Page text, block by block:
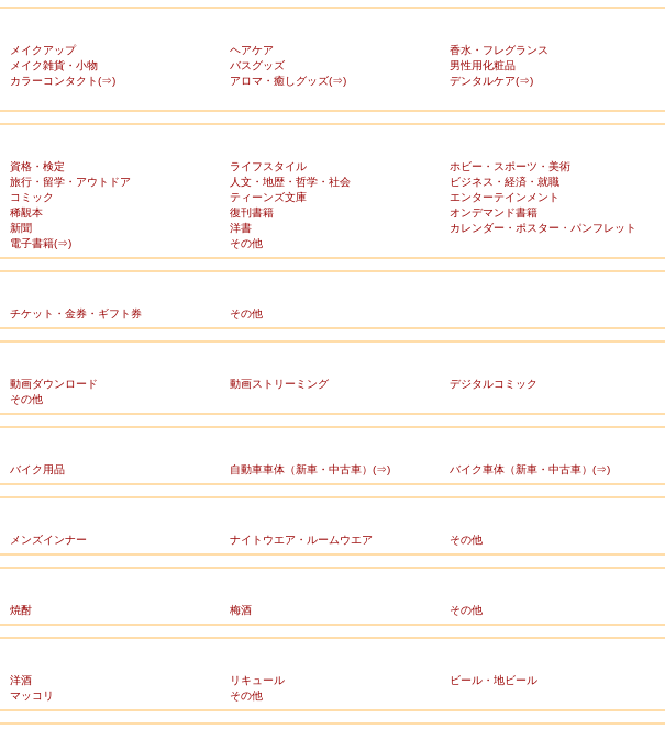
メイクアップ ヘアケア 香水・フレグランス
メイク雑貨・小物 バスグッズ 男性用化粧品
カラーコンタクト(⇒) アロマ・癒しグッズ(⇒) デンタルケア(⇒)
資格・検定 ライフスタイル ホビー・スポーツ・美術
旅行・留学・アウトドア 人文・地歴・哲学・社会 ビジネス・経済・就職
コミック ティーンズ文庫 エンターテインメント
稀覯本 復刊書籍 オンデマンド書籍
新聞 洋書 カレンダー・ポスター・パンフレット
電子書籍(⇒) その他
チケット・金券・ギフト券 その他
動画ダウンロード 動画ストリーミング デジタルコミック
その他
バイク用品 自動車車体（新車・中古車）(⇒) バイク車体（新車・中古車）(⇒)
メンズインナー ナイトウエア・ルームウエア その他
焼酎 梅酒 その他
洋酒 リキュール ビール・地ビール
マッコリ その他